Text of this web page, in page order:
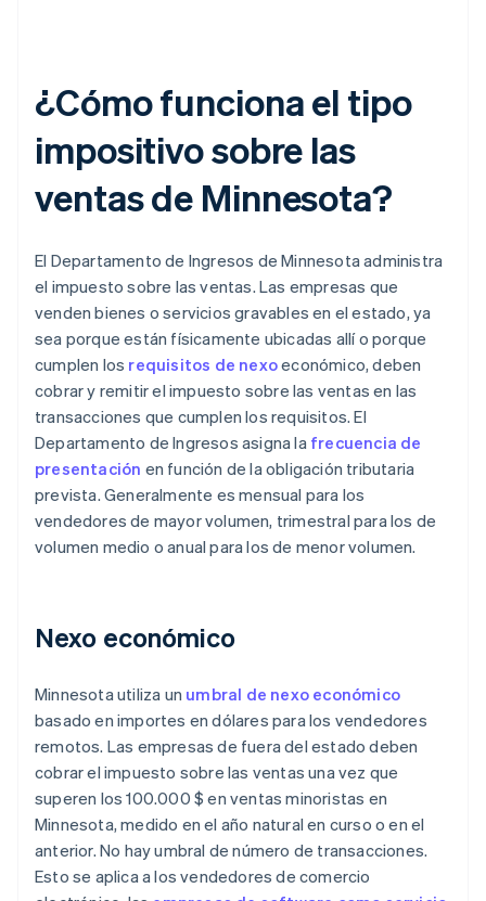
¿Cómo funciona el tipo
impositivo sobre las
ventas de Minnesota?
El Departamento de Ingresos de Minnesota administra
el impuesto sobre las ventas. Las empresas que
venden bienes o servicios gravables en el estado, ya
sea porque están físicamente ubicadas allí o porque
cumplen los requisitos de nexoeconómico, deben
cobrar y remitir el impuesto sobre las ventas en las
transacciones que cumplen los requisitos. El
Departamento de Ingresos asigna la frecuencia de
presentación en función de la obligación tributaria
prevista. Generalmente es mensual para los
vendedores de mayor volumen, trimestral para los de
volumen medio o anual para los de menor volumen.
Nexo económico
Minnesota utiliza un umbral de nexo económico
basado en importes en dólares para los vendedores
remotos. Las empresas de fuera del estado deben
cobrar el impuesto sobre las ventas una vez que
superen los 100.000 $ en ventas minoristas en
Minnesota, medido en el año natural en curso o en el
anterior. No hay umbral de número de transacciones.
Esto se aplica a los vendedores de comercio